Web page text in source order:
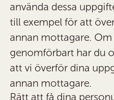
använda dessa
till exempel för att
annan mottagare.
genomförbart har du
att vi överför dina
annan mottagare.
Rätt att få dina